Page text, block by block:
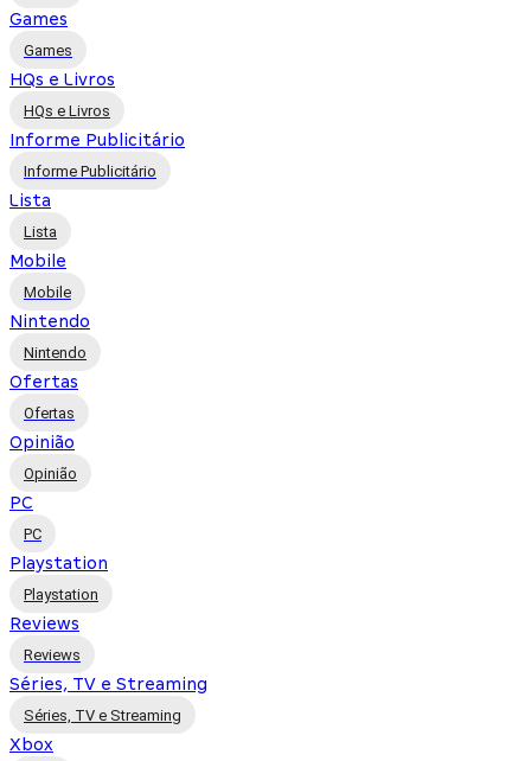
Games
Games
HQs e Livros
HQs e Livros
Informe Publicitário
Informe Publicitário
Lista
Lista
Mobile
Mobile
Nintendo
Nintendo
Ofertas
Ofertas
Opinião
Opinião
PC
PC
Playstation
Playstation
Reviews
Reviews
Séries, TV e Streaming
Séries, TV e Streaming
Xbox